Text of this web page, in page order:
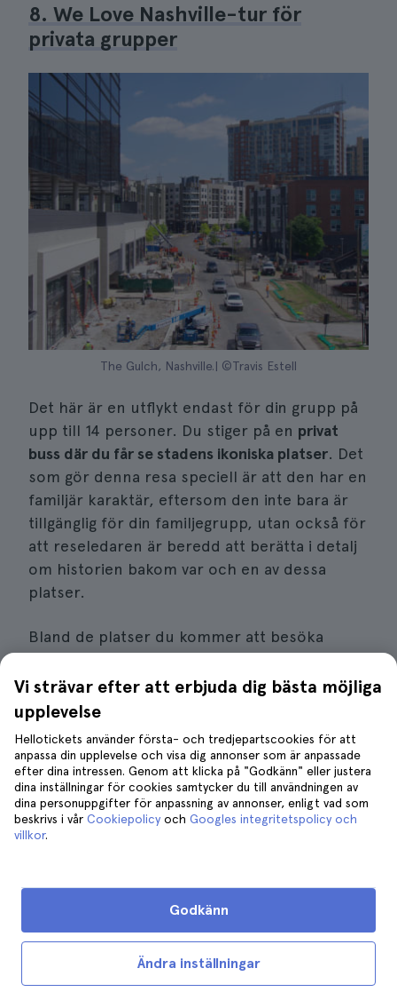
8. We Love Nashville-tur för
privata grupper
The Gulch, Nashville.| ©Travis Estell
Det här är en utflykt endast för din grupp på
upp till 14 personer. Du stiger på en privat
buss där du får se stadens ikoniska platser. Det
som gör denna resa speciell är att den har en
familjär karaktär, eftersom den inte bara är
tillgänglig för din familjegrupp, utan också för
att reseledaren är beredd att berätta i detalj
om historien bakom var och en av dessa
platser.
Bland de platser du kommer att besöka
ochPrinter's Alley. Du kommer också att se
andra platser som
andra liknande. Vid varje plats kan du stanna
några minuter, utforska platsen och
naturligtvis ta många foton.
Ett sätt att spara pengar när du besöker
att användaNashville City Pass, stadspasset,
ger dig tillgång till alla platser
denna tur.
Vi strävar efter att erbjuda dig bästa möjliga
upplevelse
Hellotickets använder första- och tredjepartscookies för att
anpassa din upplevelse och visa dig annonser som är anpassade
efter dina intressen. Genom att klicka på "Godkänn" eller justera
dina inställningar för cookies samtycker du till användningen av
dina personuppgifter för anpassning av annonser, enligt vad som
beskrivs i vår Cookiepolicy och Googles integritetspolicy och
villkor.
Ändra inställningar
Godkänn